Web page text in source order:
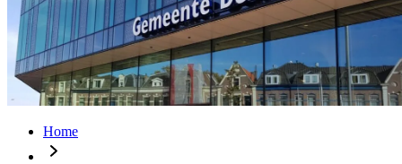
Home